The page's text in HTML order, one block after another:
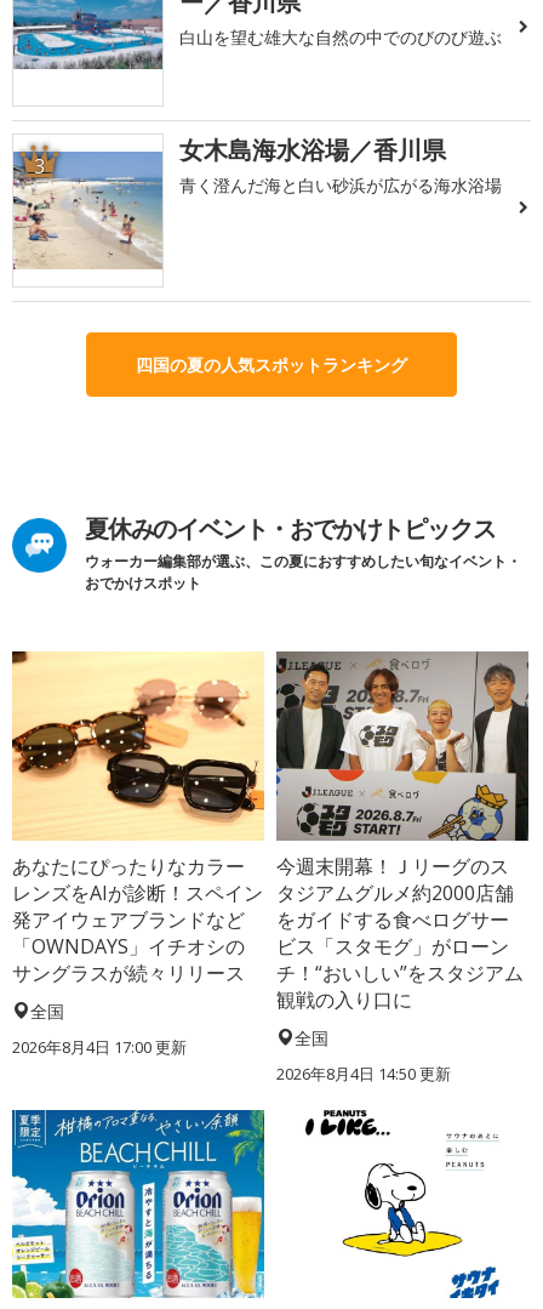
白山を望む雄大な自然の中でのびのび遊ぶ
3 女木島海水浴場／香川県
青く澄んだ海と白い砂浜が広がる海水浴場
四国の夏の人気スポットランキング
夏休みのイベント・おでかけトピックス
ウォーカー編集部が選ぶ、この夏におすすめしたい旬なイベント・
おでかけスポット
あなたにぴったりなカラー
レンズをAIが診断！スペイン
発アイウェアブランドなど
「OWNDAYS」イチオシの
サングラスが続々リリース
全国
2026年8月4日 17:00更新
今週末開幕！Ｊリーグのス
タジアムグルメ約2000店舗
をガイドする食べログサー
ビス「スタモグ」がローン
チ！“おいしい”をスタジアム
観戦の入り口に
全国
2026年8月4日 14:50更新